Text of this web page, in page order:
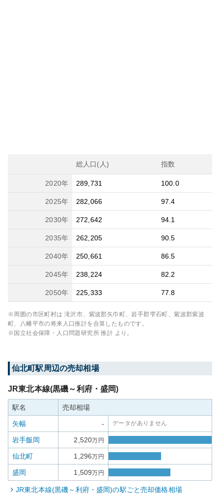
総人口(人) 指数
2020年 289,731 100.0
2025年 282,066 97.4
2030年 272,642 94.1
2035年 262,205 90.5
2040年 250,661 86.5
2045年 238,224 82.2
2050年 225,333 77.8
※周囲の市区町村は 滝沢市、紫波郡矢巾町、岩手郡雫石町、紫波郡紫波
町、八幡平市の将来人口推計を合算したものです。
※国立社会保障・人口問題研究所 推計 より。
仙北町駅周辺の売却相場
JR東北本線(黒磯～利府・盛岡)
駅名 売却相場
矢幅 - データがありません
岩手飯岡 2,520万円
仙北町 1,296万円
盛岡 1,509万円
JR東北本線(黒磯～利府・盛岡)の駅ごと売却価格相場